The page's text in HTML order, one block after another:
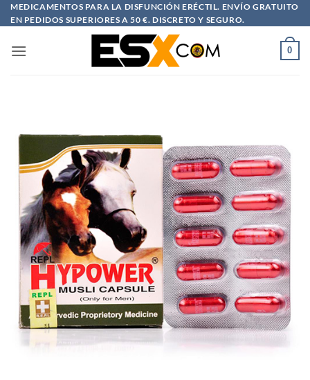
Saltar
al
MEDICAMENTOS PARA LA DISFUNCIÓN ERÉCTIL. ENVÍO GRATUITO
EN PEDIDOS SUPERIORES A 50 €. DISCRETO Y SEGURO.
0